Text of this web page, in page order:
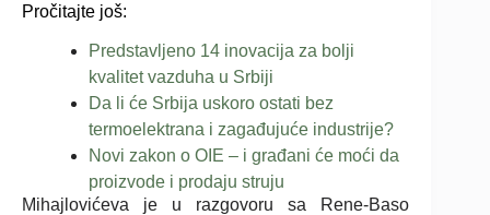
Pročitajte još:
Predstavljeno 14 inovacija za bolji
kvalitet vazduha u Srbiji
Da li će Srbija uskoro ostati bez
termoelektrana i zagađujuće industrije?
Novi zakon o OIE – i građani će moći da
proizvode i prodaju struju
Mihajlovićeva je u razgovoru sa Rene-Baso